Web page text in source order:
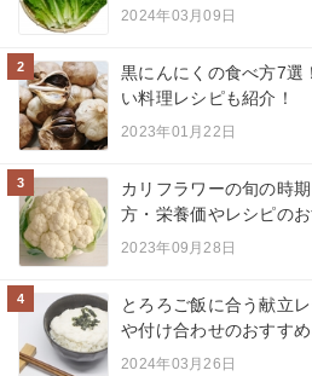
2024年03月09日
2
黒にんにくの食べ方7選
い料理レシピも紹介！
2023年01月22日
3
カリフラワーの旬の時
方・栄養価やレシピの
2023年09月28日
4
とろろご飯に合う献立
や付け合わせのおすすめ
2024年03月26日